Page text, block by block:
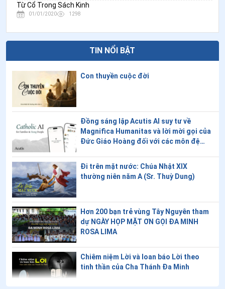
Từ Cổ Trong Sách Kinh
01/01/2020 1298
TIN NỔI BẬT
Con thuyền cuộc đời
Đồng sáng lập Acutis AI suy tư về
Magnifica Humanitas và lời mời gọi của
Đức Giáo Hoàng đối với các môn đệ
Đi trên mặt nước: Chúa Nhật XIX
thường niên năm A (Sr. Thuỳ Dung)
Hơn 200 bạn trẻ vùng Tây Nguyên tham
dự NGÀY HỌP MẶT ƠN GỌI ĐA MINH
ROSA LIMA
Chiêm niệm Lời và loan báo Lời theo
tinh thần của Cha Thánh Đa Minh